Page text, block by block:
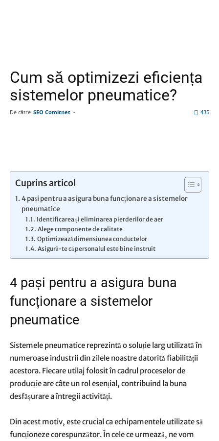
Cum să optimizezi eficiența
sistemelor pneumatice?
De către SEO Comitnet - 435
Cuprins articol
4 pași pentru a asigura buna funcționare a sistemelor
pneumatice
Identificarea și eliminarea pierderilor de aer
Alege componente de calitate
Optimizează dimensiunea conductelor
Asigură-te că personalul este bine instruit
4 pași pentru a asigura buna
funcționare a sistemelor
pneumatice
Sistemele pneumatice reprezintă o soluție larg utilizată în
numeroase industrii din zilele noastre datorită fiabilității
acestora. Fiecare utilaj folosit în cadrul proceselor de
producție are câte un rol esențial, contribuind la buna
desfășurare a întregii activități.
Din acest motiv, este crucial ca echipamentele utilizate să
funcționeze corespunzător. În cele ce urmează, ne vom